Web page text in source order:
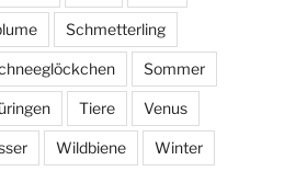
Schmetterling
Sommer
Tiere Venus
Wildbiene Winter